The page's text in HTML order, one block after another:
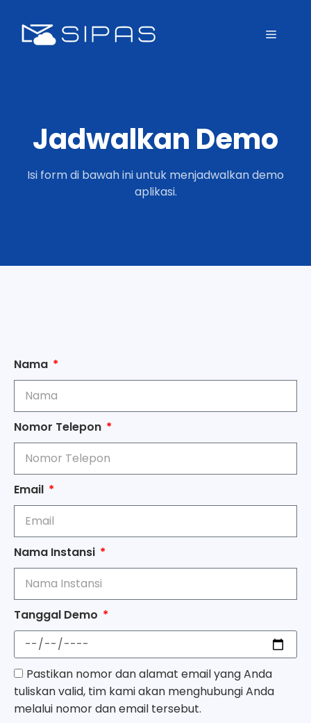
Jadwalkan Demo
Isi form di bawah ini untuk menjadwalkan demo
aplikasi.
Nama
Nomor Telepon
Email
Nama Instansi
Tanggal Demo
Pastikan nomor dan alamat email yang Anda
tuliskan valid, tim kami akan menghubungi Anda
melalui nomor dan email tersebut.